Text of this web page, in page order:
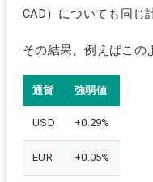
CAD）についても同じ
その結果、例えばこの
通貨 強弱値
USD +0.29%
EUR +0.05%